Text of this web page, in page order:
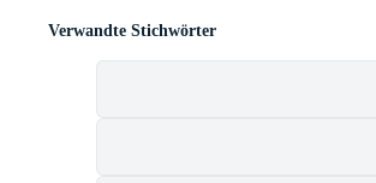
Verwandte Stichwörter